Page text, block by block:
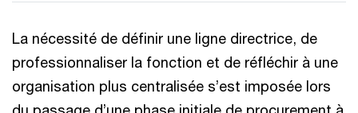
La nécessité de définir une ligne directrice, de
professionnaliser la fonction et de réfléchir à une
organisation plus centralisée s’est imposée lors